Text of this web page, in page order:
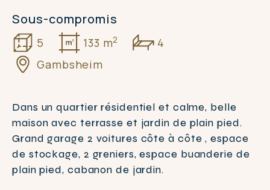
Sous-compromis
5 133 m2
4
Gambsheim
Dans un quartier résidentiel et calme, belle
maison avec terrasse et jardin de plain pied.
Grand garage 2 voitures côte à côte , espace
de stockage, 2 greniers, espace buanderie de
plain pied, cabanon de jardin.